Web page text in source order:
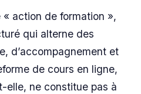
« action de formation »,
qui alterne des
d’accompagnement et
de cours en ligne,
elle, ne constitue pas à